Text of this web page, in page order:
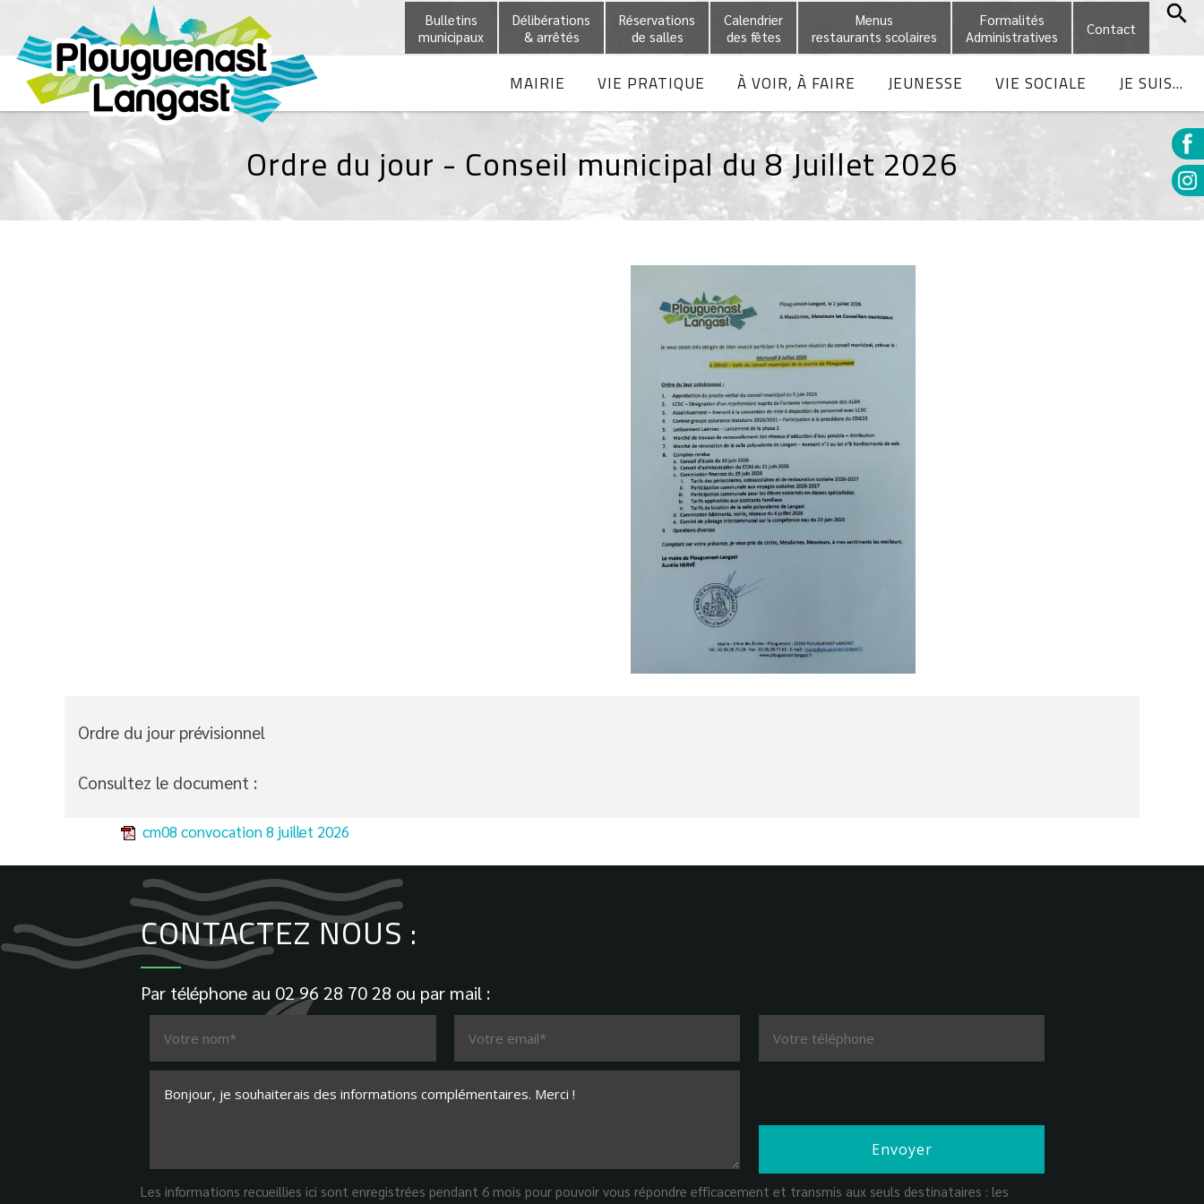
Bulletins
municipaux
Délibérations
& arrêtés
Réservations
de salles
Calendrier
des fêtes
Menus
restaurants scolaires
Formalités
Administratives
Contact
MAIRIE VIE PRATIQUE À VOIR, À FAIRE JEUNESSE VIE SOCIALE JE SUIS...
Ordre du jour - Conseil municipal du 8 Juillet 2026
Ordre du jour prévisionnel
Consultez le document :
cm08 convocation 8 juillet 2026
CONTACTEZ NOUS :
Par téléphone au 02 96 28 70 28 ou par mail :
Les informations recueillies ici sont enregistrées pendant 6 mois pour pouvoir vous répondre efficacement et transmis aux seuls destinataires : les